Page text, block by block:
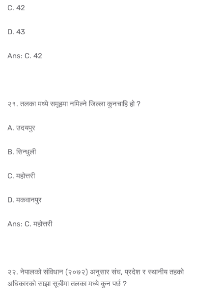
C. 42
D. 43
Ans: C. 42
२१. तलका मध्ये समूहमा नमिल्ने जिल्ला कुनचाहि हो ?
A. उदयपुर
B. सिन्धुली
C. महोत्तरी
D. मकवानपुर
Ans: C. महोत्तरी
२२. नेपालको संविधान (२०७२) अनुसार संघ, प्रदेश र स्थानीय तहको
अधिकारको साझा सूचीमा तलका मध्ये कुन पर्छ ?